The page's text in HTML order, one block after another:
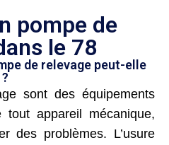
pompe de
le 78
de relevage peut-elle
sont des équipements
tout appareil mécanique,
des problèmes. L’usure